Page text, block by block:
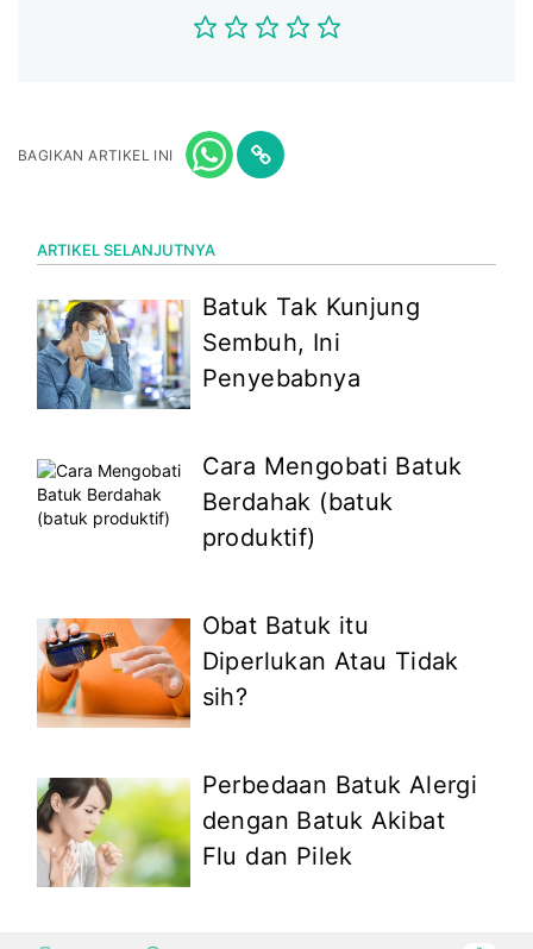
BAGIKAN ARTIKEL INI
ARTIKEL SELANJUTNYA
Batuk Tak Kunjung
Sembuh, Ini
Penyebabnya
Cara Mengobati Batuk
Berdahak (batuk
produktif)
Obat Batuk itu
Diperlukan Atau Tidak
sih?
Perbedaan Batuk Alergi
dengan Batuk Akibat
Flu dan Pilek